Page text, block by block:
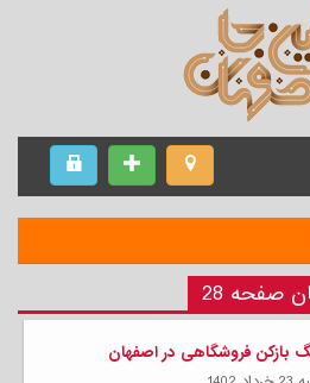
صفحه 28
بازکن فروشگاهی در اصفهان